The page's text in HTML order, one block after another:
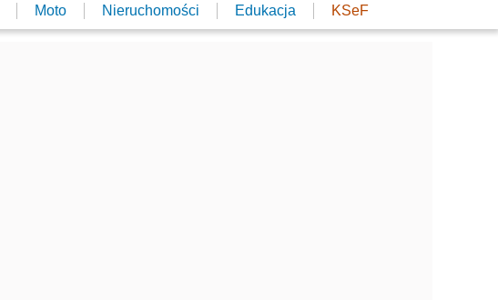
Moto Nieruchomości Edukacja KSeF